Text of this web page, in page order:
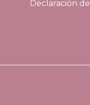
Declaración